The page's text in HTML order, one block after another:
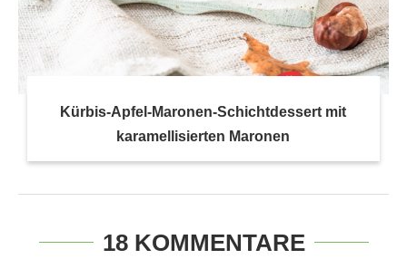
Kürbis-Apfel-Maronen-Schichtdessert mit
karamellisierten Maronen
18 KOMMENTARE